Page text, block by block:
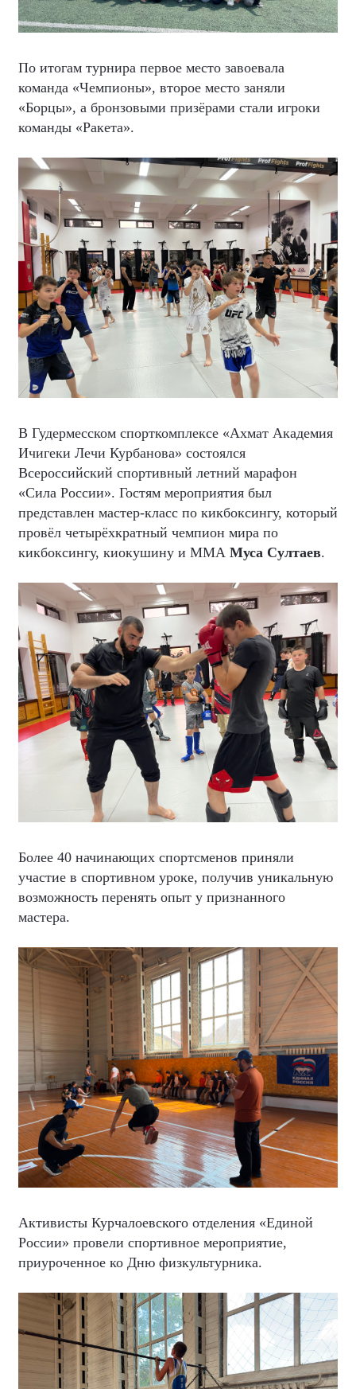
По итогам турнира первое место завоевала
команда «Чемпионы», второе место заняли
«Борцы», а бронзовыми призёрами стали игроки
команды «Ракета».
В Гудермесском спорткомплексе «Ахмат Академия
Ичигеки Лечи Курбанова» состоялся
Всероссийский спортивный летний марафон
«Сила России». Гостям мероприятия был
представлен мастер-класс по кикбоксингу, который
провёл четырёхкратный чемпион мира по
кикбоксингу, киокушину и ММА Муса Султаев.
Более 40 начинающих спортсменов приняли
участие в спортивном уроке, получив уникальную
возможность перенять опыт у признанного
мастера.
Активисты Курчалоевского отделения «Единой
России» провели спортивное мероприятие,
приуроченное ко Дню физкультурника.